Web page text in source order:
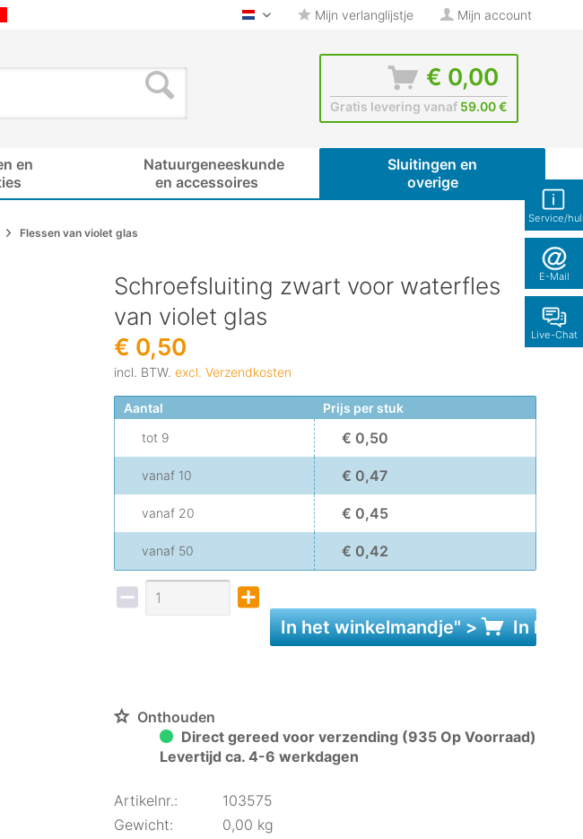
Service/
E-Mail
Live-Chat
glas-shop.be - Nederlands
Mijn verlanglijstje Mijn account
€ 0,00
Gratis levering vanaf 59.00 €
en
Natuurgeneeskunde
en accessoires
Sluitingen en
overige
Flessen van violet glas
Schroefsluiting zwart voor waterfles
van violet glas
€ 0,50
incl. BTW. excl. Verzendkosten
Aantal
Prijs per stuk
tot 9 € 0,50
vanaf 10 € 0,47
vanaf 20 € 0,45
vanaf 50 € 0,42
In hetwinkelmandje" > In het
Onthouden
Direct gereed voor verzending (935 Op Voorraad)
Levertijd ca. 4-6 werkdagen
Artikelnr.:
103575
Gewicht:
0,00 kg